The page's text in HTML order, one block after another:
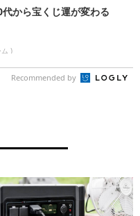
代から宝くじ運が変わる
ム )
Recommended by